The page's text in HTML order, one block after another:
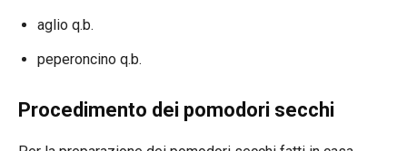
aglio q.b.
peperoncino q.b.
Procedimento dei pomodori secchi